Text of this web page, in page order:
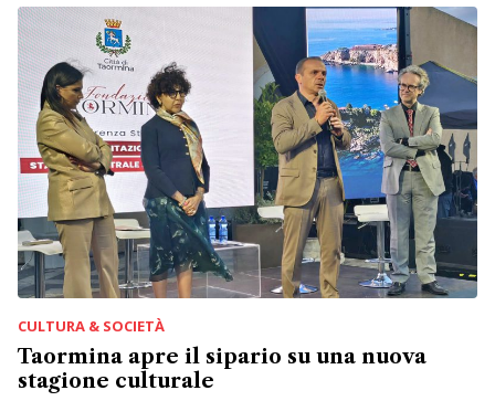
CULTURA & SOCIETÀ
Taormina apre il sipario su una nuova
stagione culturale